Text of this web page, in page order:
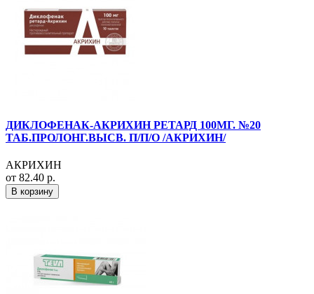
ДИКЛОФЕНАК-АКРИХИН РЕТАРД 100МГ. №20
ТАБ.ПРОЛОНГ.ВЫСВ. П/П/О /АКРИХИН/
АКРИХИН
от 82.40 р.
В корзину